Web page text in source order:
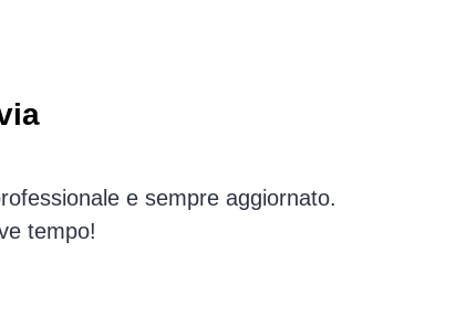
e sempre aggiornato.
tempo!